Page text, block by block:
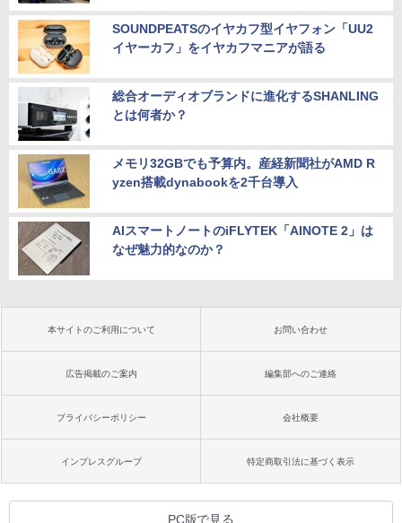
SOUNDPEATSのイヤカフ型イヤフォン「UU2
イヤーカフ」をイヤカフマニアが語る
総合オーディオブランドに進化するSHANLING
とは何者か？
メモリ32GBでも予算内。産経新聞社がAMD R
yzen搭載dynabookを2千台導入
AIスマートノートのiFLYTEK「AINOTE 2」は
なぜ魅力的なのか？
本サイトのご利用について お問い合わせ
広告掲載のご案内 編集部へのご連絡
プライバシーポリシー 会社概要
インプレスグループ 特定商取引法に基づく表示
PC版で見る